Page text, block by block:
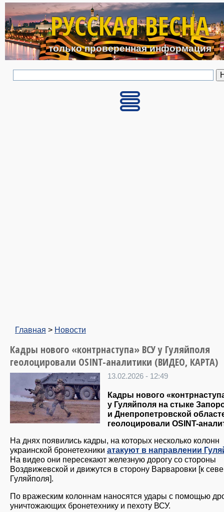
Перейти к основному
РУССКАЯ ВЕСНА
только проверенная информация
Главная > Новости
Кадры нового «контрнаступа» ВСУ у Гуляйполя
геолоцировали OSINT-аналитики (ВИДЕО, КАРТА)
13.02.2026 - 12:49
Кадры нового
у Гуляйполя на стыке
и Днепропетровской
геолоцировали OSINT-
На днях появились кадры, на которых несколько колонн
украинской бронетехники атакуют в направлении
На видео они пересекают железную дорогу со стороны
Воздвижевской и движутся в сторону Варваровки [к
Гуляйполя].
По вражеским колоннам наносятся удары с помощью
уничтожающих бронетехнику и пехоту ВСУ.